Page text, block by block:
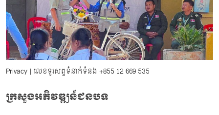
Privacy | លេខទូរសព្ទទំនាក់ទំនង +855 12 669 535
ក្រសួងអភិវឌ្ឍន៍ជនបទ